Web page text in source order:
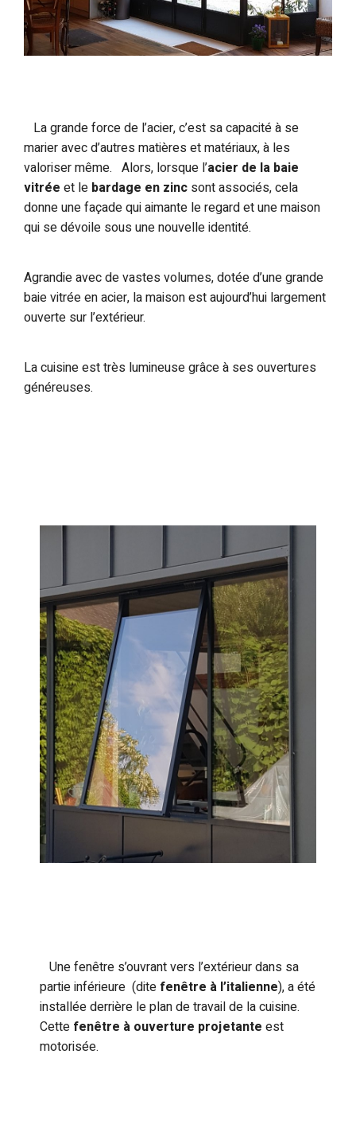
La grande force de l’acier, c’est sa capacité à se
marier avec d’autres matières et matériaux, à les
valoriser même. Alors, lorsque l’acier de la baie
vitrée et le bardage en zinc sont associés, cela
donne une façade qui aimante le regard et une maison
qui se dévoile sous une nouvelle identité.
Agrandie avec de vastes volumes, dotée d’une grande
baie vitrée en acier, la maison est aujourd’hui largement
ouverte sur l’extérieur.
La cuisine est très lumineuse grâce à ses ouvertures
généreuses.
Une fenêtre s’ouvrant vers l’extérieur dans sa
partie inférieure (dite fenêtre à l’italienne), a été
installée derrière le plan de travail de la cuisine.
Cette fenêtre à ouverture projetante est
motorisée.